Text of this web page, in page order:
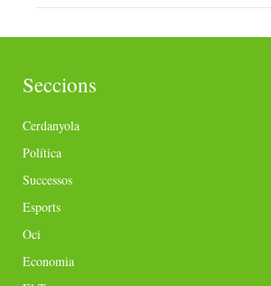
Seccions
Cerdanyola
Política
Successos
Esports
Oci
Economia